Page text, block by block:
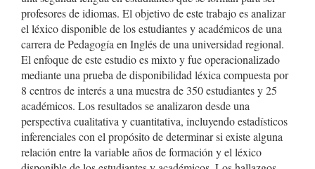
profesores de idiomas. El objetivo de este trabajo es analizar
el léxico disponible de los estudiantes y académicos de una
carrera de Pedagogía en Inglés de una universidad regional.
El enfoque de este estudio es mixto y fue operacionalizado
mediante una prueba de disponibilidad léxica compuesta por
8 centros de interés a una muestra de 350 estudiantes y 25
académicos. Los resultados se analizaron desde una
perspectiva cualitativa y cuantitativa, incluyendo estadísticos
inferenciales con el propósito de determinar si existe alguna
relación entre la variable años de formación y el léxico